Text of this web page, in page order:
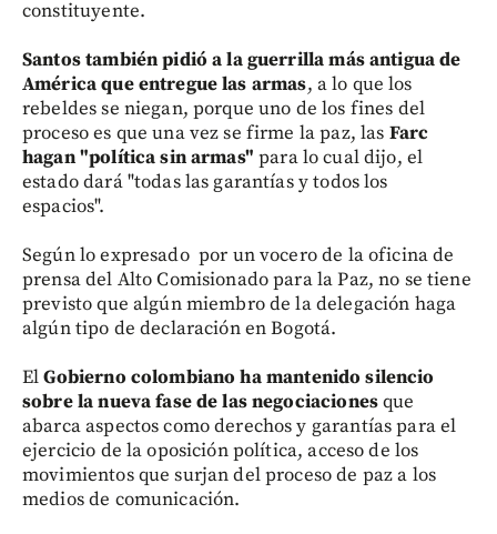
constituyente.
Santos también pidió a la guerrilla más antigua de
América que entregue las armas, a lo que los
rebeldes se niegan, porque uno de los fines del
proceso es que una vez se firme la paz, las Farc
hagan "política sin armas" para lo cual dijo, el
estado dará "todas las garantías y todos los
espacios".
Según lo expresado por un vocero de la oficina de
prensa del Alto Comisionado para la Paz, no se tiene
previsto que algún miembro de la delegación haga
algún tipo de declaración en Bogotá.
ElGobierno colombiano ha mantenido silencio
sobre la nueva fase de las negociacionesque
abarca aspectos como derechos y garantías para el
ejercicio de la oposición política, acceso de los
movimientos que surjan del proceso de paz a los
medios de comunicación.